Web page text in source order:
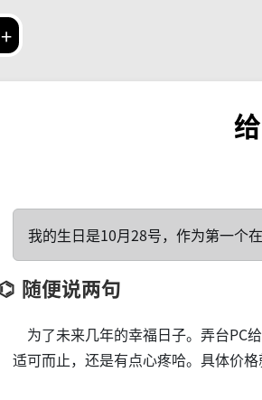
+
我的生日是10月28号，作为第一个
随便说两句
为了未来几年的幸福日子。弄台PC
适可而止，还是有点心疼哈。具体价